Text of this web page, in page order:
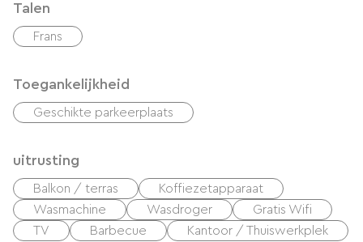
Talen
Frans
Toegankelijkheid
Geschikte parkeerplaats
uitrusting
Balkon / terras
Koffiezetapparaat
Wasmachine
Wasdroger
Gratis Wifi
TV
Barbecue Kantoor / Thuiswerkplek